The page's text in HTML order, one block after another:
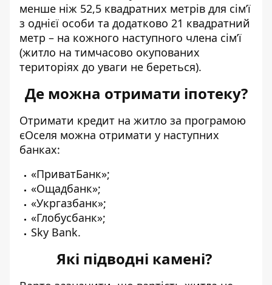
менше ніж 52,5 квадратних метрів для сім’ї
з однієї особи та додатково 21 квадратний
метр – на кожного наступного члена сім’ї
(житло на тимчасово окупованих
територіях до уваги не береться).
Де можна отримати іпотеку?
Отримати кредит на житло за програмою
єОселя можна отримати у наступних
банках:
«ПриватБанк»;
«Ощадбанк»;
«Укргазбанк»;
«Глобусбанк»;
Sky Bank.
Які підводні камені?